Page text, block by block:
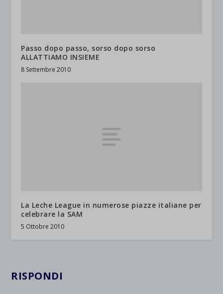
Passo dopo passo, sorso dopo sorso
ALLATTIAMO INSIEME
8 Settembre 2010
La Leche League in numerose piazze italiane per
celebrare la SAM
5 Ottobre 2010
RISPONDI